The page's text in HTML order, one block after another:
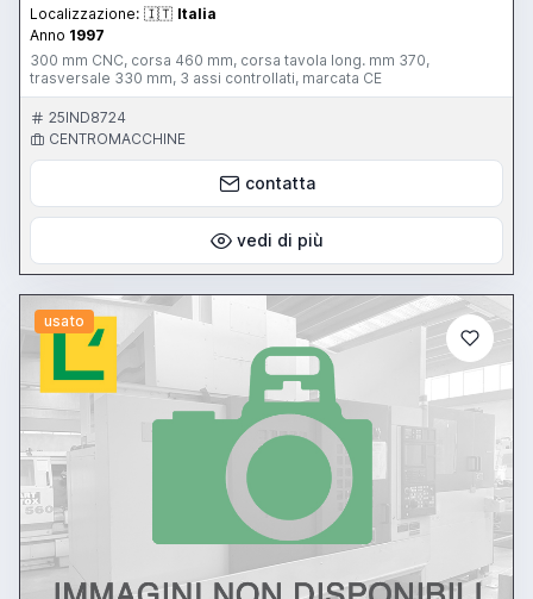
Localizzazione: 🇮🇹 Italia
Anno 1997
300 mm CNC, corsa 460 mm, corsa tavola long. mm 370,
trasversale 330 mm, 3 assi controllati, marcata CE
25IND8724
CENTROMACCHINE
contatta
vedi di più
usato